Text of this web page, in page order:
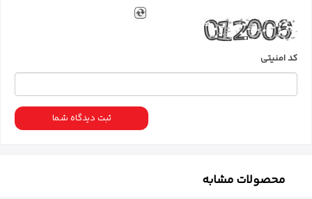
کد امنیتی
ثبت دیدگاه شما
محصولات مشابه